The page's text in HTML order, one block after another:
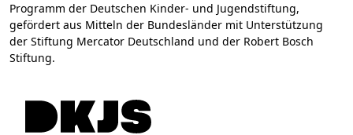
Programm der Deutschen Kinder- und Jugendstiftung,
gefördert aus Mitteln der Bundesländer mit Unterstützung
der Stiftung Mercator Deutschland und der Robert Bosch
Stiftung.